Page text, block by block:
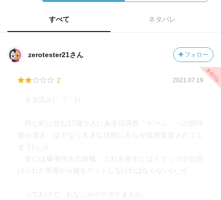
すべて ネタバレ
zerotester21さん フォロー
2 2021.07.19
タダ読み( ´ ▽ ` )ﾉ
同じ町に住む17歳十人にある日突然「ゲーム」への招待
状が届き、ほどなく大きな洋館にみなが拉致監禁されてし
まう(>_<)
首には爆弾付きの首輪。これを外すにはトラップが仕掛
けられた部屋から鍵をゲットしなければならない(>_<)
ってわけで、おなじみのデスゲまんが。